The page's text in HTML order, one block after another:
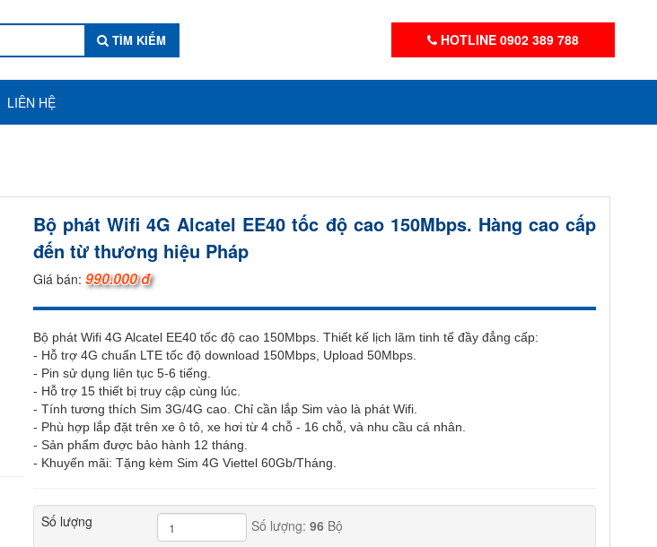
TÌM KIẾM HOTLINE 0902 389 788
LIÊN HỆ
Bộ phát Wifi 4G Alcatel EE40 tốc độ cao 150Mbps. Hàng cao cấp
đến từ thương hiệu Pháp
Giá bán: 990.000 đ
Bộ phát Wifi 4G Alcatel EE40 tốc độ cao 150Mbps. Thiết kế lịch lãm tinh tế đầy đẳng cấp:
- Hỗ trợ 4G chuẩn LTE tốc độ download 150Mbps, Upload 50Mbps.
- Pin sử dụng liên tục 5-6 tiếng.
- Hỗ trợ 15 thiết bị truy cập cùng lúc.
- Tính tương thích Sim 3G/4G cao. Chỉ cần lắp Sim vào là phát Wifi.
- Phù hợp lắp đặt trên xe ô tô, xe hơi từ 4 chỗ - 16 chỗ, và nhu cầu cá nhân.
- Sản phẩm được bảo hành 12 tháng.
- Khuyến mãi: Tặng kèm Sim 4G Viettel 60Gb/Tháng.
Số lượng Số lượng: 96Bộ